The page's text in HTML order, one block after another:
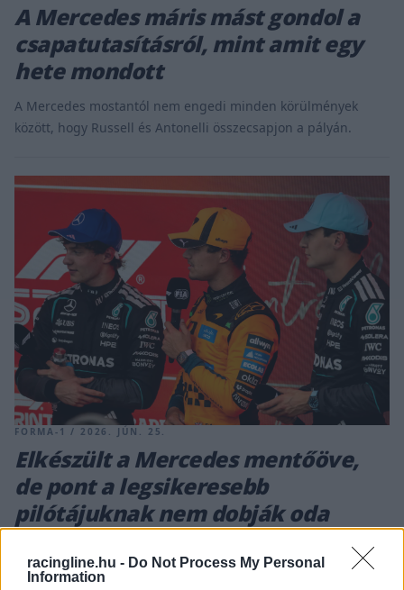
racingline.hu - Do Not Process My Personal
Information
A Mercedes máris mást gondol a
csapatutasításról, mint amit egy
hete mondott
A Mercedes mostantól nem engedi minden körülmények
között, hogy Russell és Antonelli összecsapjon a pályán.
FORMA-1 / 2026. JÚN. 25.
Elkészült a Mercedes mentőöve,
de pont a legsikeresebb
pilótájuknak nem dobják oda
Gyorsabb nem, de a várakozások szerint megbízhatóbb lesz a
Mercedes erőforrása a Spielbergbe hozott új akkumulátorral.